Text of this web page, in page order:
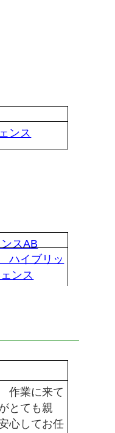
ンス
スAB
ハイブリッ
ンス
作業に来て
とても親
心してお任